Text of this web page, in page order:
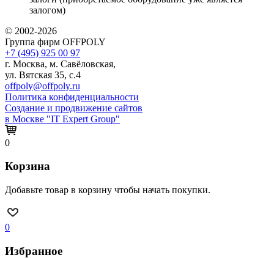
залогом)
© 2002-2026
Группа фирм OFFPOLY
+7 (495) 925 00 97
г. Москва, м. Савёловская,
ул. Вятская 35, с.4
offpoly@offpoly.ru
Политика конфиденциальности
Создание и продвижение сайтов
в Москве "IT Expert Group"
0
Корзина
Добавьте товар в корзину чтобы начать покупки.
0
Избранное